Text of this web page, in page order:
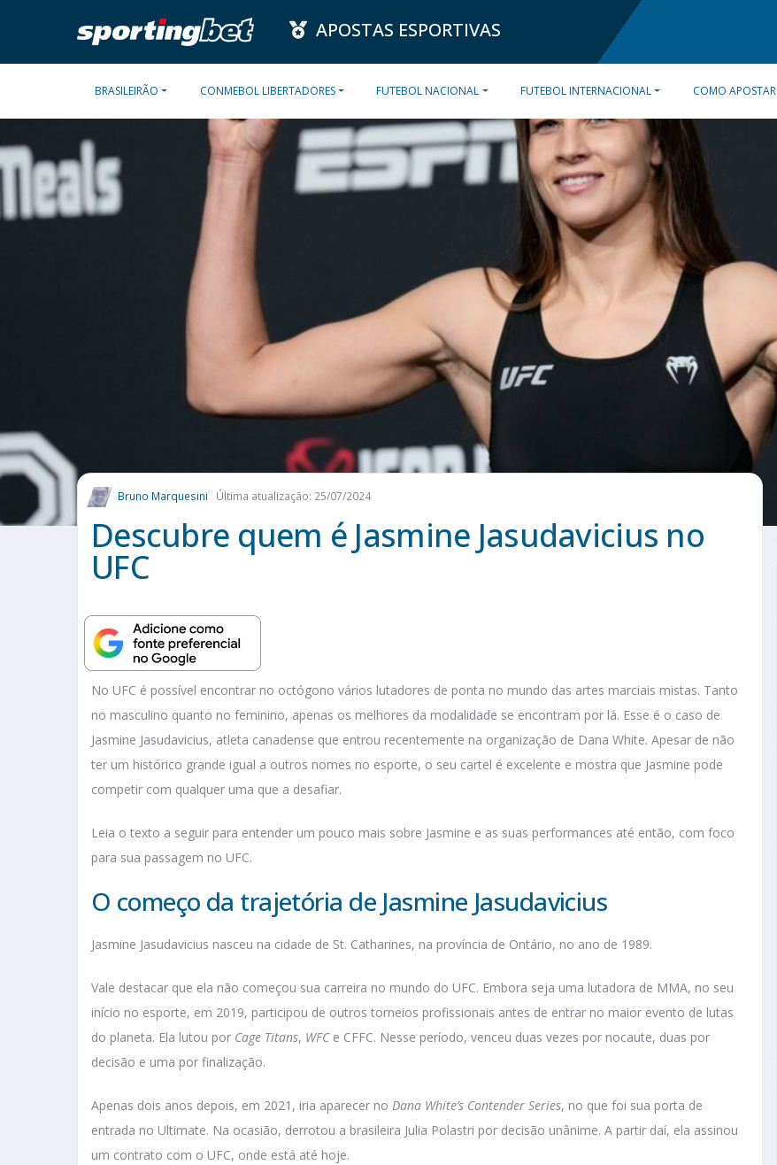
APOSTAS ESPORTIVAS
BRASILEIRÃO CONMEBOL LIBERTADORES FUTEBOL NACIONAL FUTEBOL INTERNACIONAL COMO APOSTAR
Bruno Marquesini Última atualização: 25/07/2024
Descubre quem é Jasmine Jasudavicius no
UFC
No UFC é possível encontrar no octógono vários lutadores de ponta no mundo das artes marciais mistas. Tanto
no masculino quanto no feminino, apenas os melhores da modalidade se encontram por lá. Esse é o caso de
Jasmine Jasudavicius, atleta canadense que entrou recentemente na organização de Dana White. Apesar de não
ter um histórico grande igual a outros nomes no esporte, o seu cartel é excelente e mostra que Jasmine pode
competir com qualquer uma que a desafiar.
Leia o texto a seguir para entender um pouco mais sobre Jasmine e as suas performances até então, com foco
para sua passagem no UFC.
O começo da trajetória de Jasmine Jasudavicius
Jasmine Jasudavicius nasceu na cidade de St. Catharines, na província de Ontário, no ano de 1989.
Vale destacar que ela não começou sua carreira no mundo do UFC. Embora seja uma lutadora de MMA, no seu
início no esporte, em 2019, participou de outros torneios profissionais antes de entrar no maior evento de lutas
do planeta. Ela lutou por Cage Titans, WFCe CFFC. Nesse período, venceu duas vezes por nocaute, duas por
decisão e uma por finalização.
Apenas dois anos depois, em 2021, iria aparecer no Dana White’s Contender Series, no que foi sua porta de
entrada no Ultimate. Na ocasião, derrotou a brasileira Julia Polastri por decisão unânime. A partir daí, ela assinou
um contrato com o UFC, onde está até hoje.